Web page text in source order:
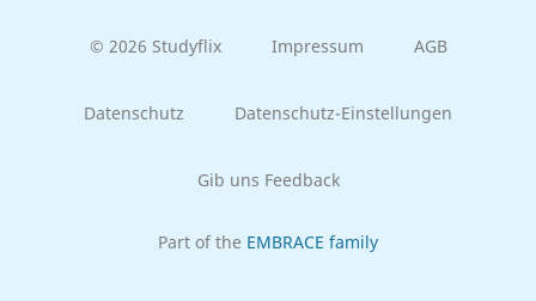
© 2026 Studyflix Impressum AGB
Datenschutz Datenschutz-Einstellungen
Gib uns Feedback
Part of the EMBRACE family